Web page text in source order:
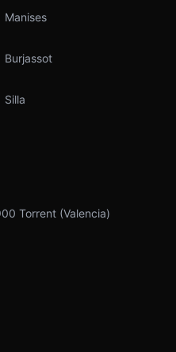
Manises
Burjassot
Silla
Torrent (Valencia)